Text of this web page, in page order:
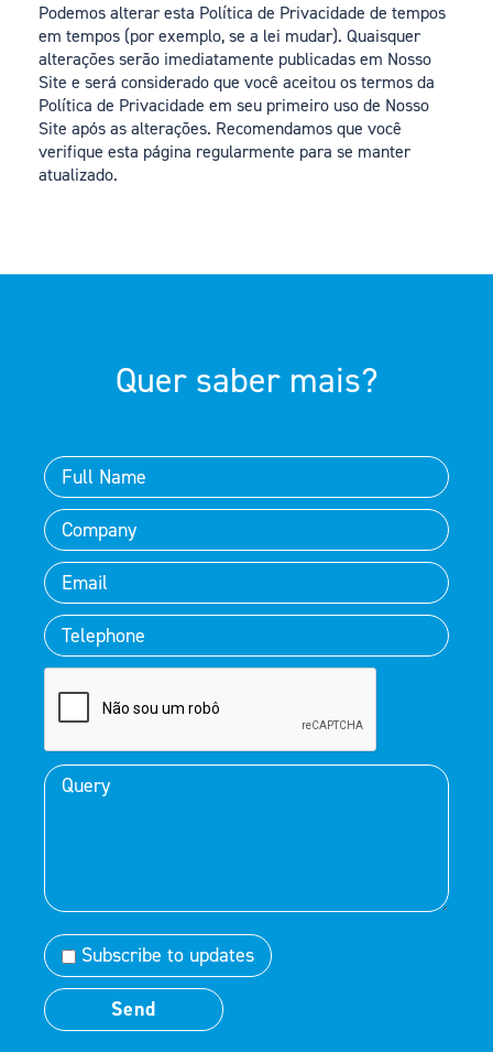
Podemos alterar esta Política de Privacidade de tempos
em tempos (por exemplo, se a lei mudar). Quaisquer
alterações serão imediatamente publicadas em Nosso
Site e será considerado que você aceitou os termos da
Política de Privacidade em seu primeiro uso de Nosso
Site após as alterações. Recomendamos que você
verifique esta página regularmente para se manter
atualizado.
Quer saber mais?
Subscribe to updates